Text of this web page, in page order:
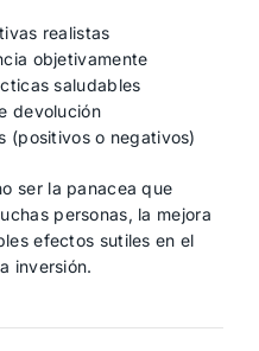
realistas
objetivamente
saludables
devolución
(positivos o negativos)
ser la panacea que
personas, la mejora
efectos sutiles en el
inversión.